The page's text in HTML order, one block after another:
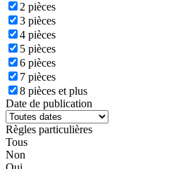
2 pièces
3 pièces
4 pièces
5 pièces
6 pièces
7 pièces
8 pièces et plus
Date de publication
Règles particulières
Tous
Non